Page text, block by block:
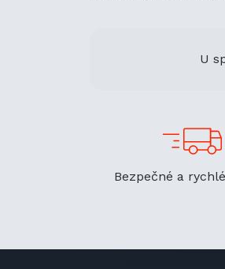
U
Bezpečné a